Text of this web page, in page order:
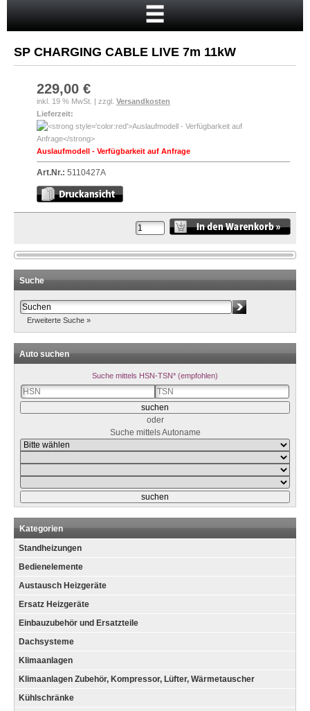
Neukunde?
Kasse
Anmelden
SP CHARGING CABLE LIVE 7m 11kW
229,00 €
inkl. 19 % MwSt. | zzgl. Versandkosten
Lieferzeit:
Auslaufmodell - Verfügbarkeit auf Anfrage
Art.Nr.: 5110427A
Suche
Erweiterte Suche »
Auto suchen
Suche mittels HSN-TSN* (empfohlen)
oder
Suche mittels Autoname
Kategorien
Standheizungen
Bedienelemente
Austausch Heizgeräte
Ersatz Heizgeräte
Einbauzubehör und Ersatzteile
Dachsysteme
Klimaanlagen
Klimaanlagen Zubehör, Kompressor, Lüfter, Wärmetauscher
Kühlschränke